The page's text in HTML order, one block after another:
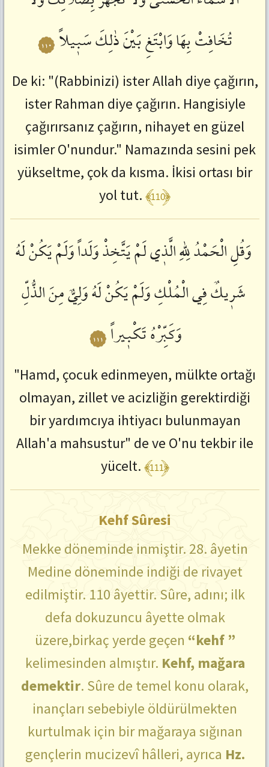
تُخَافِتْبِهَاوَابْتَغِبَيْنَذٰلِكَسَبٖيلاً ١١٠
De ki: "(Rabbinizi) ister Allah diye çağırın,
ister Rahman diye çağırın. Hangisiyle
çağırırsanız çağırın, nihayet en güzel
isimler O'nundur." Namazında sesini pek
yükseltme, çok da kısma. İkisi ortası bir
yol tut.﴾110﴿
وَقُلِالْحَمْدُلِلّٰهِالَّذٖيلَمْيَتَّخِذْوَلَداًوَلَمْيَكُنْلَهُ
شَرٖيكٌفِيالْمُلْكِوَلَمْيَكُنْلَهُوَلِيٌّمِنَالذُّلِّ
وَكَبِّرْهُتَكْبٖيراً ١١١
"Hamd, çocuk edinmeyen, mülkte ortağı
olmayan, zillet ve acizliğin gerektirdiği
bir yardımcıya ihtiyacı bulunmayan
Allah'a mahsustur" de ve O'nu tekbir ile
yücelt.﴾111﴿
Kehf Sûresi
Mekke döneminde inmiştir. 28. âyetin
Medine döneminde indiği de rivayet
edilmiştir. 110 âyettir. Sûre, adını; ilk
defa dokuzuncu âyette olmak
üzere,birkaç yerde geçen “kehf ”
kelimesinden almıştır. Kehf, mağara
demektir. Sûre de temel konu olarak,
inançları sebebiyle öldürülmekten
kurtulmak için bir mağaraya sığınan
gençlerin mucizevî hâlleri, ayrıca Hz.